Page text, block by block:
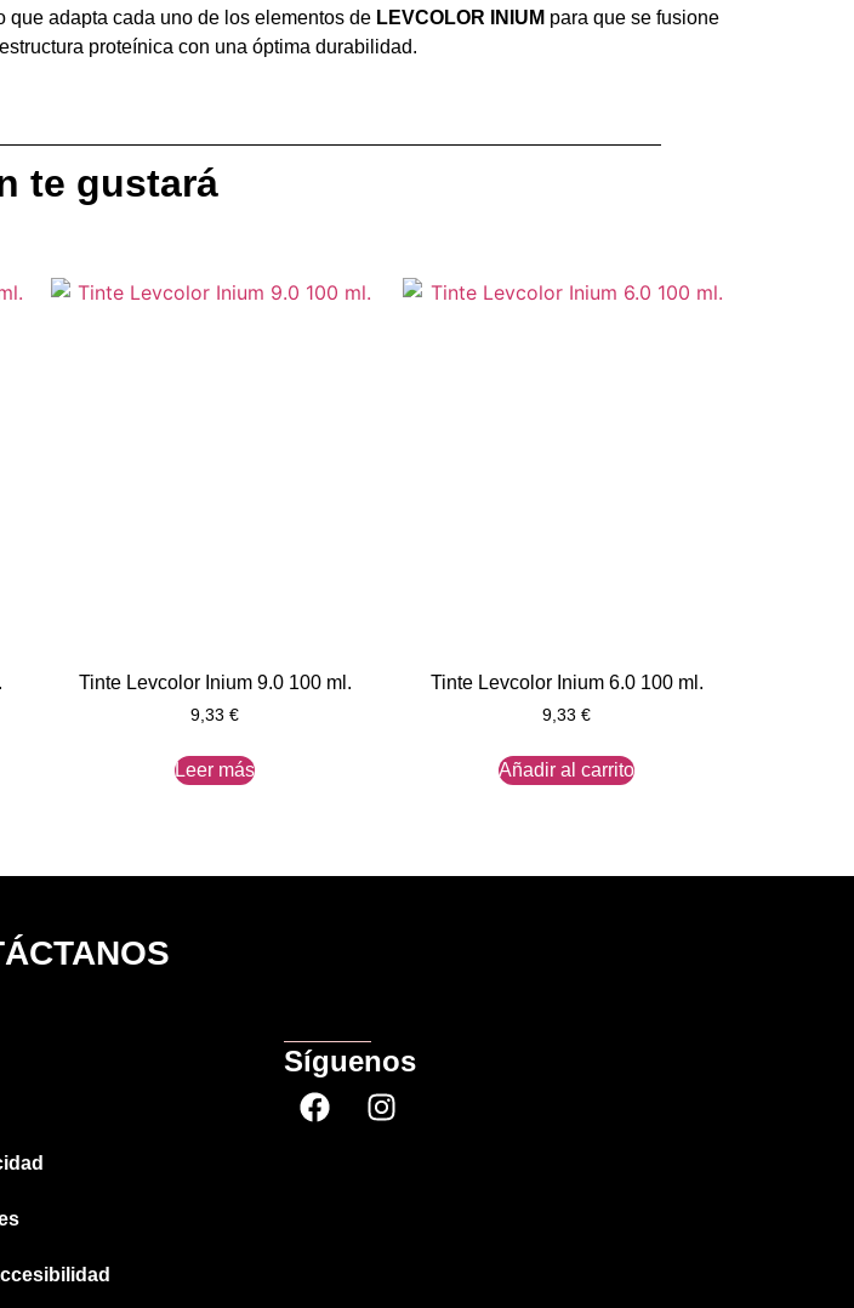
que adapta cada uno de los elementos de LEVCOLOR INIUM para que se fusione
proteínica con una óptima durabilidad.
te gustará
Tinte Levcolor Inium 9.0 100 ml.
9,33 €
Leer más
Tinte Levcolor Inium 6.0 100 ml.
9,33 €
Añadir al carrito
Síguenos